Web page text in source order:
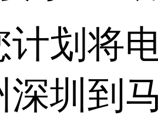
计划将
深圳到